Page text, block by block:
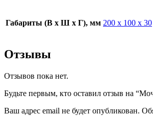
Габариты (В х Ш х Г), мм 200 х 100 х 30
Отзывы
Отзывов пока нет.
Будьте первым, кто оставил отзыв на
Ваш адрес email не будет опубликован.